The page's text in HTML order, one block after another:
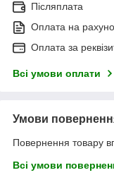
Післяплата
Оплата на
Оплата за
Всі умови оплати
Умови
Повернення товару
Всі умови